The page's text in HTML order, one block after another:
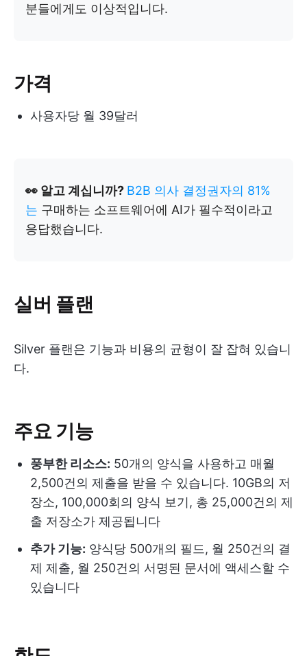
분들에게도 이상적입니다.
가격
사용자당 월 39달러
👀 알고 계십니까? B2B 의사 결정권자의 81%
는 구매하는 소프트웨어에 AI가 필수적이라고
응답했습니다.
실버 플랜
Silver 플랜은 기능과 비용의 균형이 잘 잡혀 있습니
다.
주요 기능
풍부한 리소스: 50개의 양식을 사용하고 매월
2,500건의 제출을 받을 수 있습니다. 10GB의 저
장소, 100,000회의 양식 보기, 총 25,000건의 제
출 저장소가 제공됩니다
추가 기능: 양식당 500개의 필드, 월 250건의 결
제 제출, 월 250건의 서명된 문서에 액세스할 수
있습니다